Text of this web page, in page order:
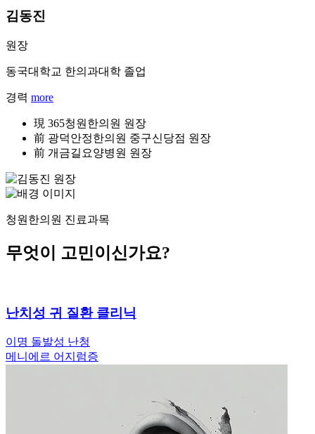
김동진
원장
동국대학교 한의과대학 졸업
경력 more
現 365청원한의원 원장
前 광덕안정한의원 중구신당점 원장
前 개금길요양병원 원장
청원한의원 진료과목
무엇이 고민이신가요?
난치성 귀 질환 클리닉
이명 돌발성 난청
메니에르 어지럼증